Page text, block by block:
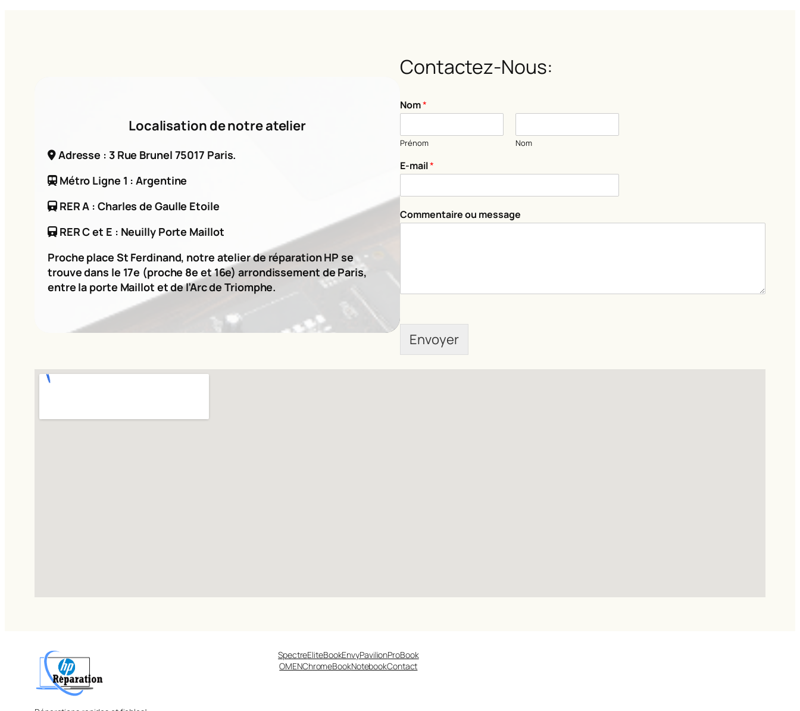
Localisation de notre atelier
Adresse : 3 Rue Brunel 75017 Paris.
Métro Ligne 1 : Argentine
RER A : Charles de Gaulle Etoile
RER C et E : Neuilly Porte Maillot
Proche place St Ferdinand, notre atelier de réparation HP se
trouve dans le 17e (proche 8e et 16e) arrondissement de Paris,
entre la porte Maillot et de l’Arc de Triomphe.
Contactez-Nous:
o
u
e
s
s
a
e
e
Nom*
Prénom Nom
E-mail*
Commentaire ou message
Envoyer
SpectreEliteBookEnvyPavilionProBook
OMENChromeBookNotebookContact